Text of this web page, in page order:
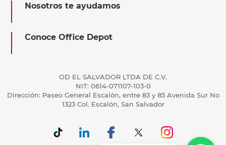
Nosotros te ayudamos
Conoce Office Depot
OD EL SALVADOR LTDA DE C.V.
NIT: 0614-071107-103-0
Dirección: Paseo General Escalón, entre 83 y 85 Avenida Sur No
1323 Col. Escalón, San Salvador